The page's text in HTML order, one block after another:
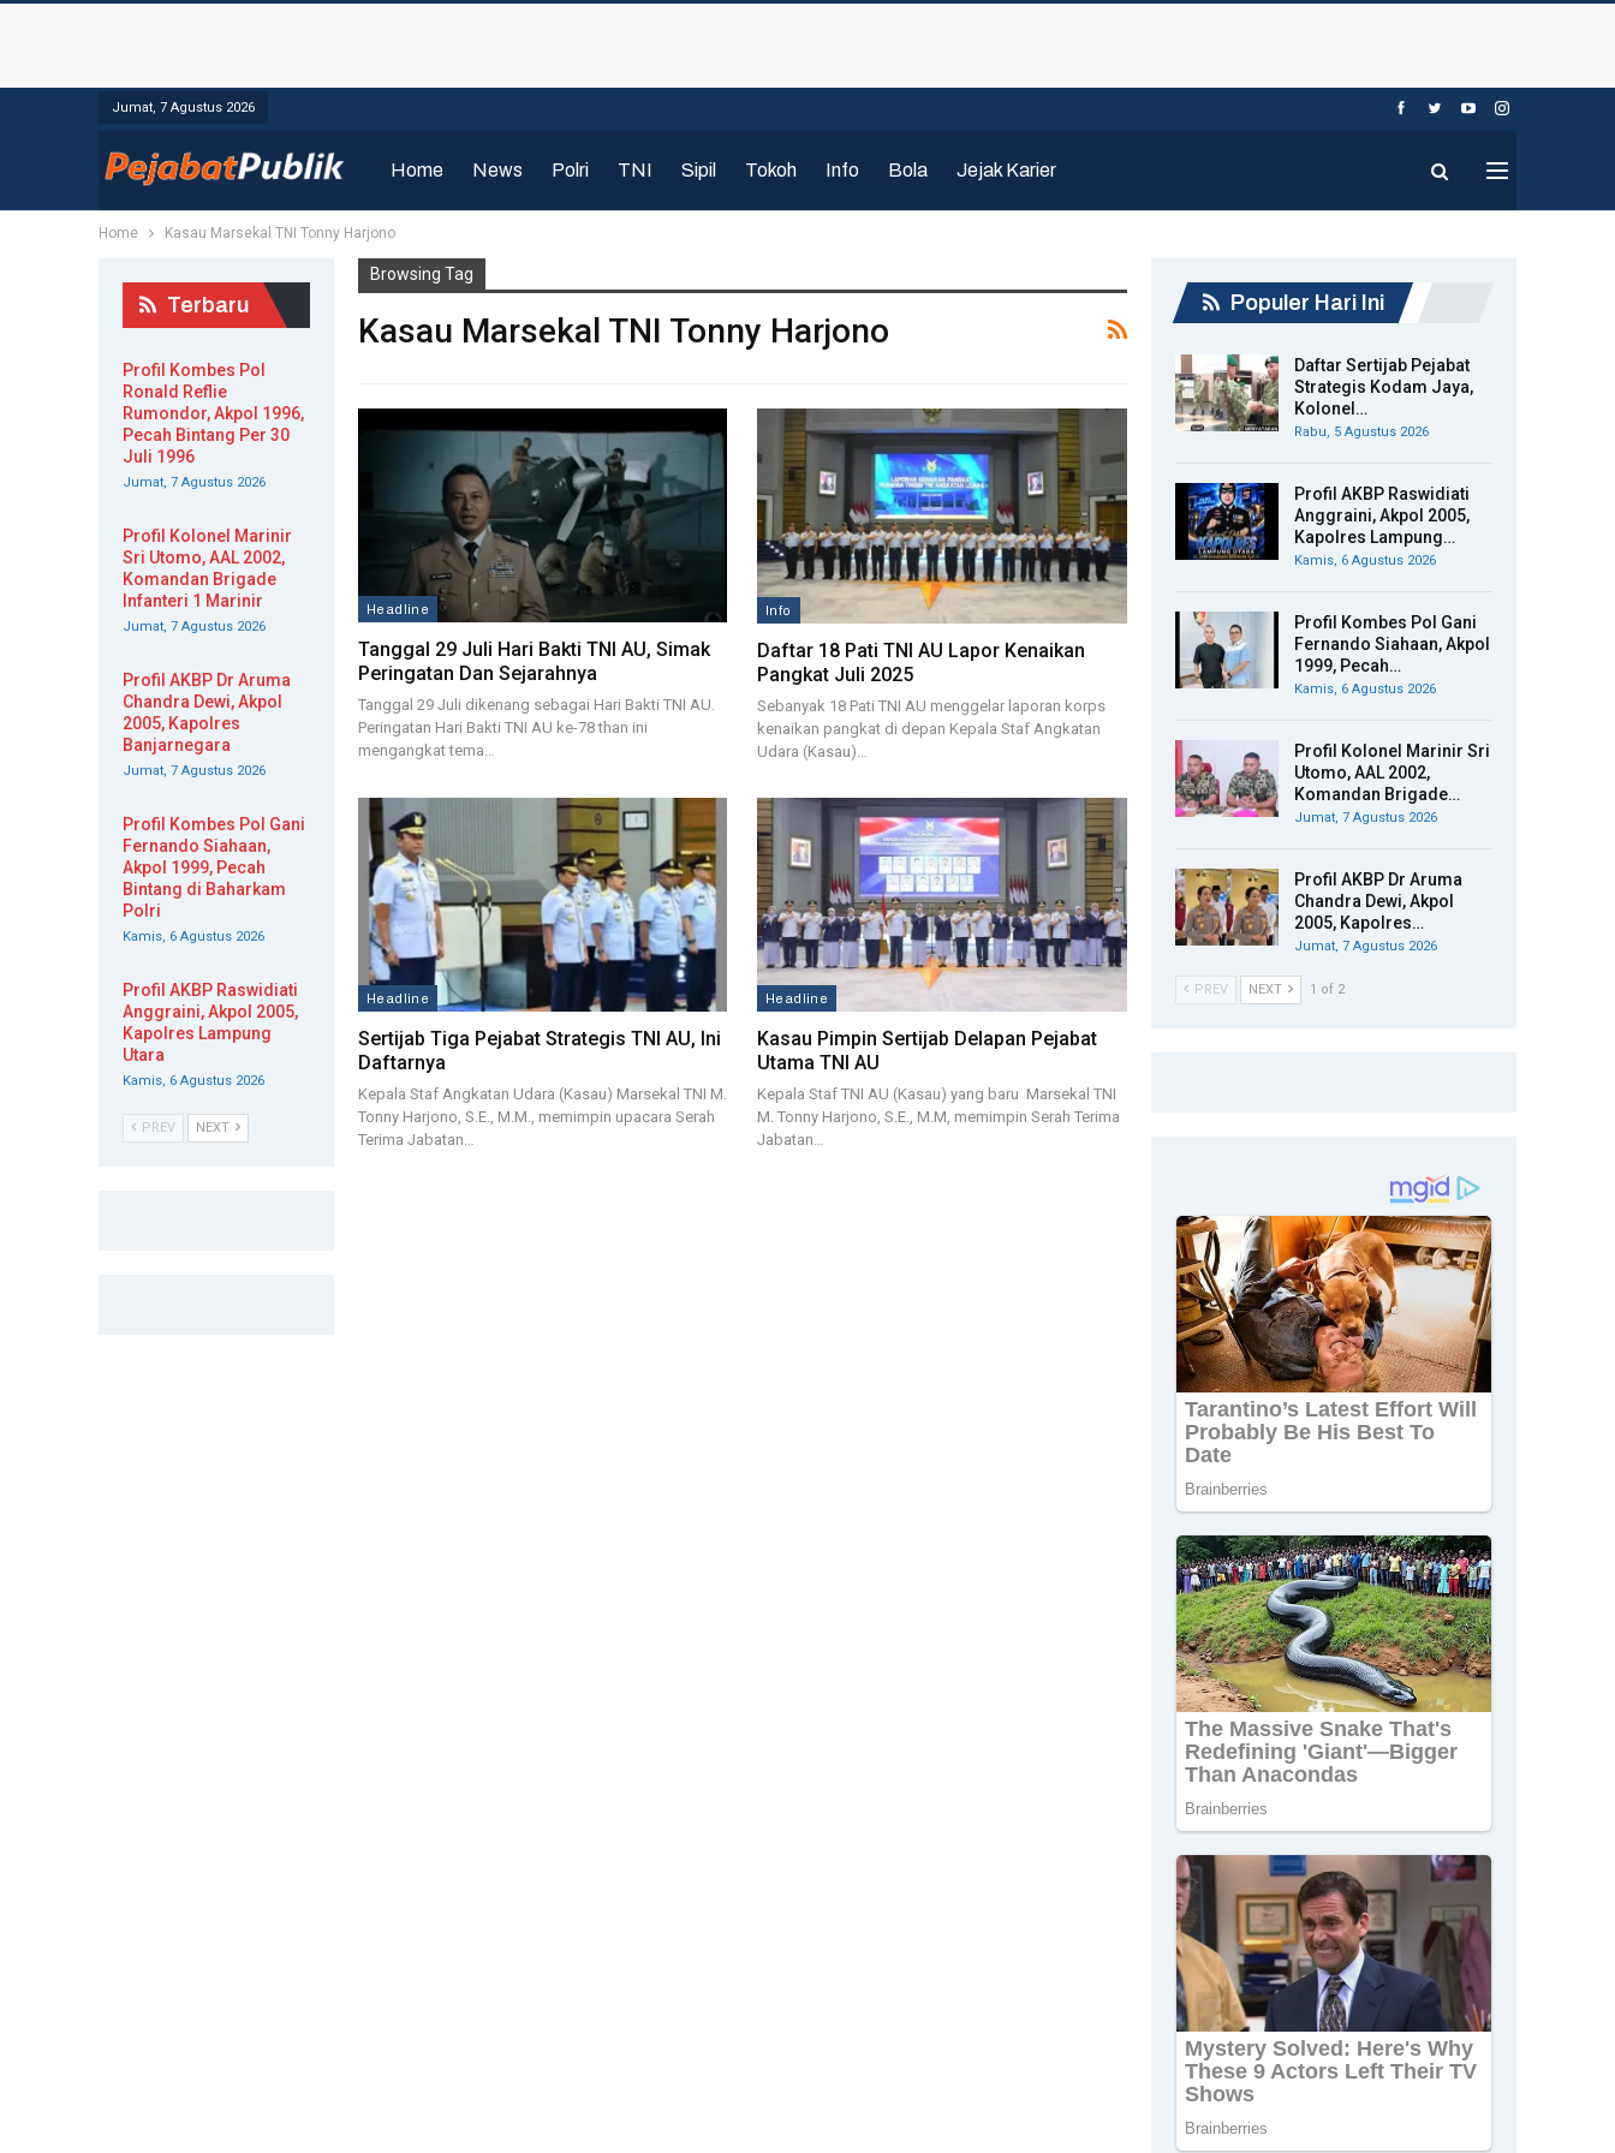
Jumat, 7 Agustus 2026
Home News Polri TNI Sipil Tokoh Info Bola Jejak Karier
Home Kasau Marsekal TNI Tonny Harjono
Browsing Tag
Kasau Marsekal TNI Tonny Harjono
Headline
Tanggal 29 Juli Hari Bakti TNI AU, Simak
Peringatan Dan Sejarahnya
Tanggal 29 Juli dikenang sebagai Hari Bakti TNI AU.
Peringatan Hari Bakti TNI AU ke-78 than ini
mengangkat tema…
Info
Daftar 18 Pati TNI AU Lapor Kenaikan
Pangkat Juli 2025
Sebanyak 18 Pati TNI AU menggelar laporan korps
kenaikan pangkat di depan Kepala Staf Angkatan
Udara (Kasau)…
Headline
Sertijab Tiga Pejabat Strategis TNI AU, Ini
Daftarnya
Kepala Staf Angkatan Udara (Kasau) Marsekal TNI M.
Tonny Harjono, S.E., M.M., memimpin upacara Serah
Terima Jabatan…
Headline
Kasau Pimpin Sertijab Delapan Pejabat
Utama TNI AU
Kepala Staf TNI AU (Kasau) yang baru Marsekal TNI
M. Tonny Harjono, S.E., M.M, memimpin Serah Terima
Jabatan…
Populer Hari Ini
Daftar Sertijab Pejabat
Strategis Kodam Jaya,
Kolonel…
Rabu, 5 Agustus 2026
Profil AKBP Raswidiati
Anggraini, Akpol 2005,
Kapolres Lampung…
Kamis, 6 Agustus 2026
Profil Kombes Pol Gani
Fernando Siahaan, Akpol
1999, Pecah…
Kamis, 6 Agustus 2026
Profil Kolonel Marinir Sri
Utomo, AAL 2002,
Komandan Brigade…
Jumat, 7 Agustus 2026
Profil AKBP Dr Aruma
Chandra Dewi, Akpol
2005, Kapolres…
Jumat, 7 Agustus 2026
PREV NEXT 1 of 2
Terbaru
Profil Kombes Pol
Ronald Reflie
Rumondor, Akpol 1996,
Pecah Bintang Per 30
Juli 1996
Jumat, 7 Agustus 2026
Profil Kolonel Marinir
Sri Utomo, AAL 2002,
Komandan Brigade
Infanteri 1 Marinir
Jumat, 7 Agustus 2026
Profil AKBP Dr Aruma
Chandra Dewi, Akpol
2005, Kapolres
Banjarnegara
Jumat, 7 Agustus 2026
Profil Kombes Pol Gani
Fernando Siahaan,
Akpol 1999, Pecah
Bintang di Baharkam
Polri
Kamis, 6 Agustus 2026
Profil AKBP Raswidiati
Anggraini, Akpol 2005,
Kapolres Lampung
Utara
Kamis, 6 Agustus 2026
PREV NEXT